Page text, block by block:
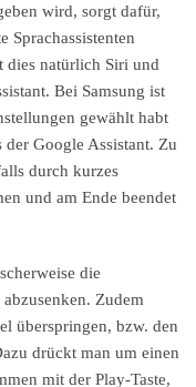
wird, sorgt dafür,
Sprachassistenten
dies natürlich Siri und
Bei Samsung ist
gewählt habt
Google Assistant. Zu
durch kurzes
und am Ende beendet
die
Zudem
überspringen, bzw. den
drückt man um einen
mit der Play-Taste,